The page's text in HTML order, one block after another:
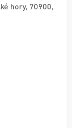
hory, 70900,